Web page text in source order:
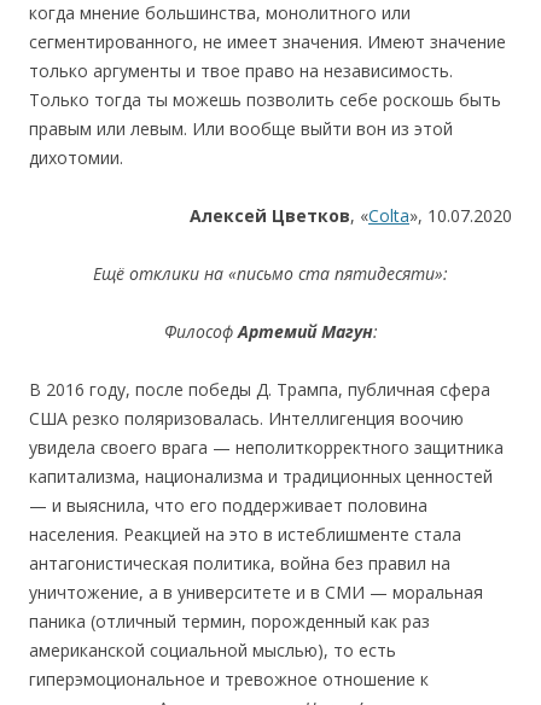
когда мнение большинства, монолитного или
сегментированного, не имеет значения. Имеют значение
только аргументы и твое право на независимость.
Только тогда ты можешь позволить себе роскошь быть
правым или левым. Или вообще выйти вон из этой
дихотомии.
Алексей Цветков, «Colta», 10.07.2020
Ещё отклики на «письмо ста пятидесяти»:
Философ АртемийМагун:
В 2016 году, после победы Д. Трампа, публичная сфера
США резко поляризовалась. Интеллигенция воочию
увидела своего врага — неполиткорректного защитника
капитализма, национализма и традиционных ценностей
— и выяснила, что его поддерживает половина
населения. Реакцией на это в истеблишменте стала
антагонистическая политика, война без правил на
уничтожение, а в университете и в СМИ — моральная
паника (отличный термин, порожденный как раз
американской социальной мыслью), то есть
гиперэмоциональное и тревожное отношение к